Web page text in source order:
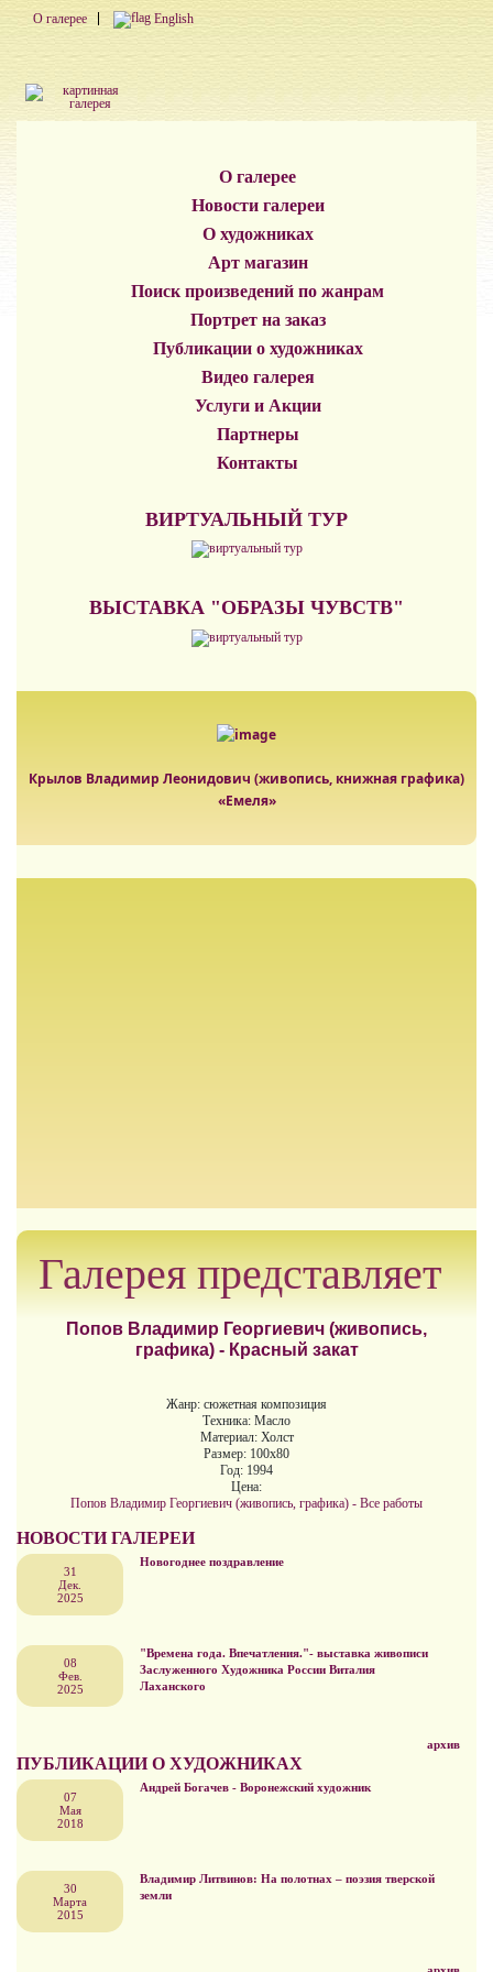
О галерее English
О галерее
Новости галереи
О художниках
Арт магазин
Поиск произведений по жанрам
Портрет на заказ
Публикации о художниках
Видео галерея
Услуги и Акции
Партнеры
Контакты
ВИРТУАЛЬНЫЙ ТУР
ВЫСТАВКА "ОБРАЗЫ ЧУВСТВ"
Крылов Владимир Леонидович (живопись, книжная графика)
«Емеля»
Галерея представляет
Попов Владимир Георгиевич (живопись,
графика) - Красный закат
Жанр: сюжетная композиция
Техника: Масло
Материал: Холст
Размер: 100х80
Год: 1994
Цена:
Попов Владимир Георгиевич (живопись, графика) - Все работы
НОВОСТИ ГАЛЕРЕИ
31
Дек.
2025
Новогоднее поздравление
08
Фев.
2025
"Времена года. Впечатления."- выставка живописи
Заслуженного Художника России Виталия
Лаханского
архив
ПУБЛИКАЦИИ О ХУДОЖНИКАХ
07
Мая
2018
Андрей Богачев - Воронежский художник
30
Марта
2015
Владимир Литвинов: На полотнах – поэзия тверской
земли